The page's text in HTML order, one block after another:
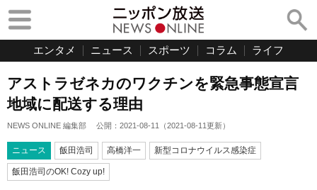
エンタメ ニュース スポーツ コラム ライフ
アストラゼネカのワクチンを緊急事態宣言
地域に配送する理由
NEWS ONLINE 編集部 公開： 2021-08-11 （2021-08-11更新）
ニュース 飯田浩司 高橋洋一 新型コロナウイルス感染症
飯田浩司のOK! Cozy up!